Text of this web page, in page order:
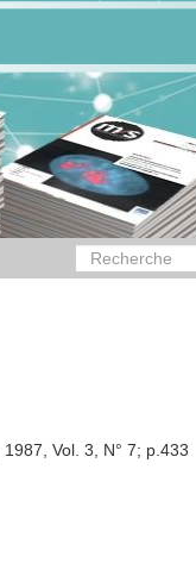
Vol. 3, N° 7; p.433